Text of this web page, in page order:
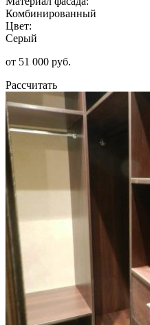
Комбинированный
Цвет:
Серый
от 51 000 руб.
Рассчитать